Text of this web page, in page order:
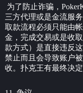
为了防止诈骗，
三方代理或是金流服
取款流程必须只能由
金，完成交易或是收
款方式）是直接违反
禁止而且会导致账户
收。扑克王有最终决定